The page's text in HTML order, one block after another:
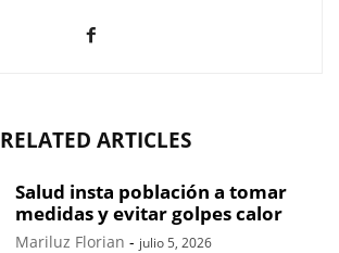
RELATED ARTICLES
Salud insta población a tomar
medidas y evitar golpes calor
Mariluz Florian - julio 5, 2026